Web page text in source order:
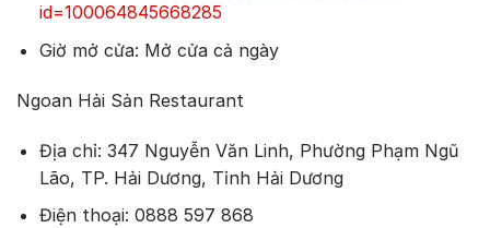
id=100064845668285
Giờ mở cửa: Mở cửa cả ngày
Ngoan Hải Sản Restaurant
Địa chỉ: 347 Nguyễn Văn Linh, Phường Phạm Ngũ
Lão, TP. Hải Dương, Tỉnh Hải Dương
Điện thoại: 0888 597 868